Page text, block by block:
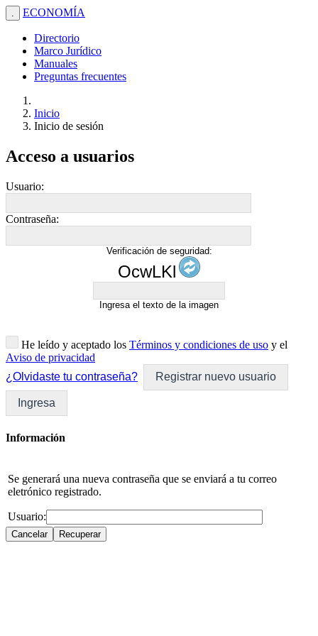
. ECONOMÍA
Directorio
Marco Jurídico
Manuales
Preguntas frecuentes
Inicio
Inicio de sesión
Acceso a usuarios
Usuario:
Contraseña:
Verificación de seguridad:
OcwLKl
Ingresa el texto de la imagen
He leído y aceptado los Términos y condiciones de uso y el
Aviso de privacidad
¿Olvidaste tu contraseña?
Registrar nuevo usuario
Ingresa
Información
Se generará una nueva contraseña que se enviará a tu correo
eletrónico registrado.
Usuario: